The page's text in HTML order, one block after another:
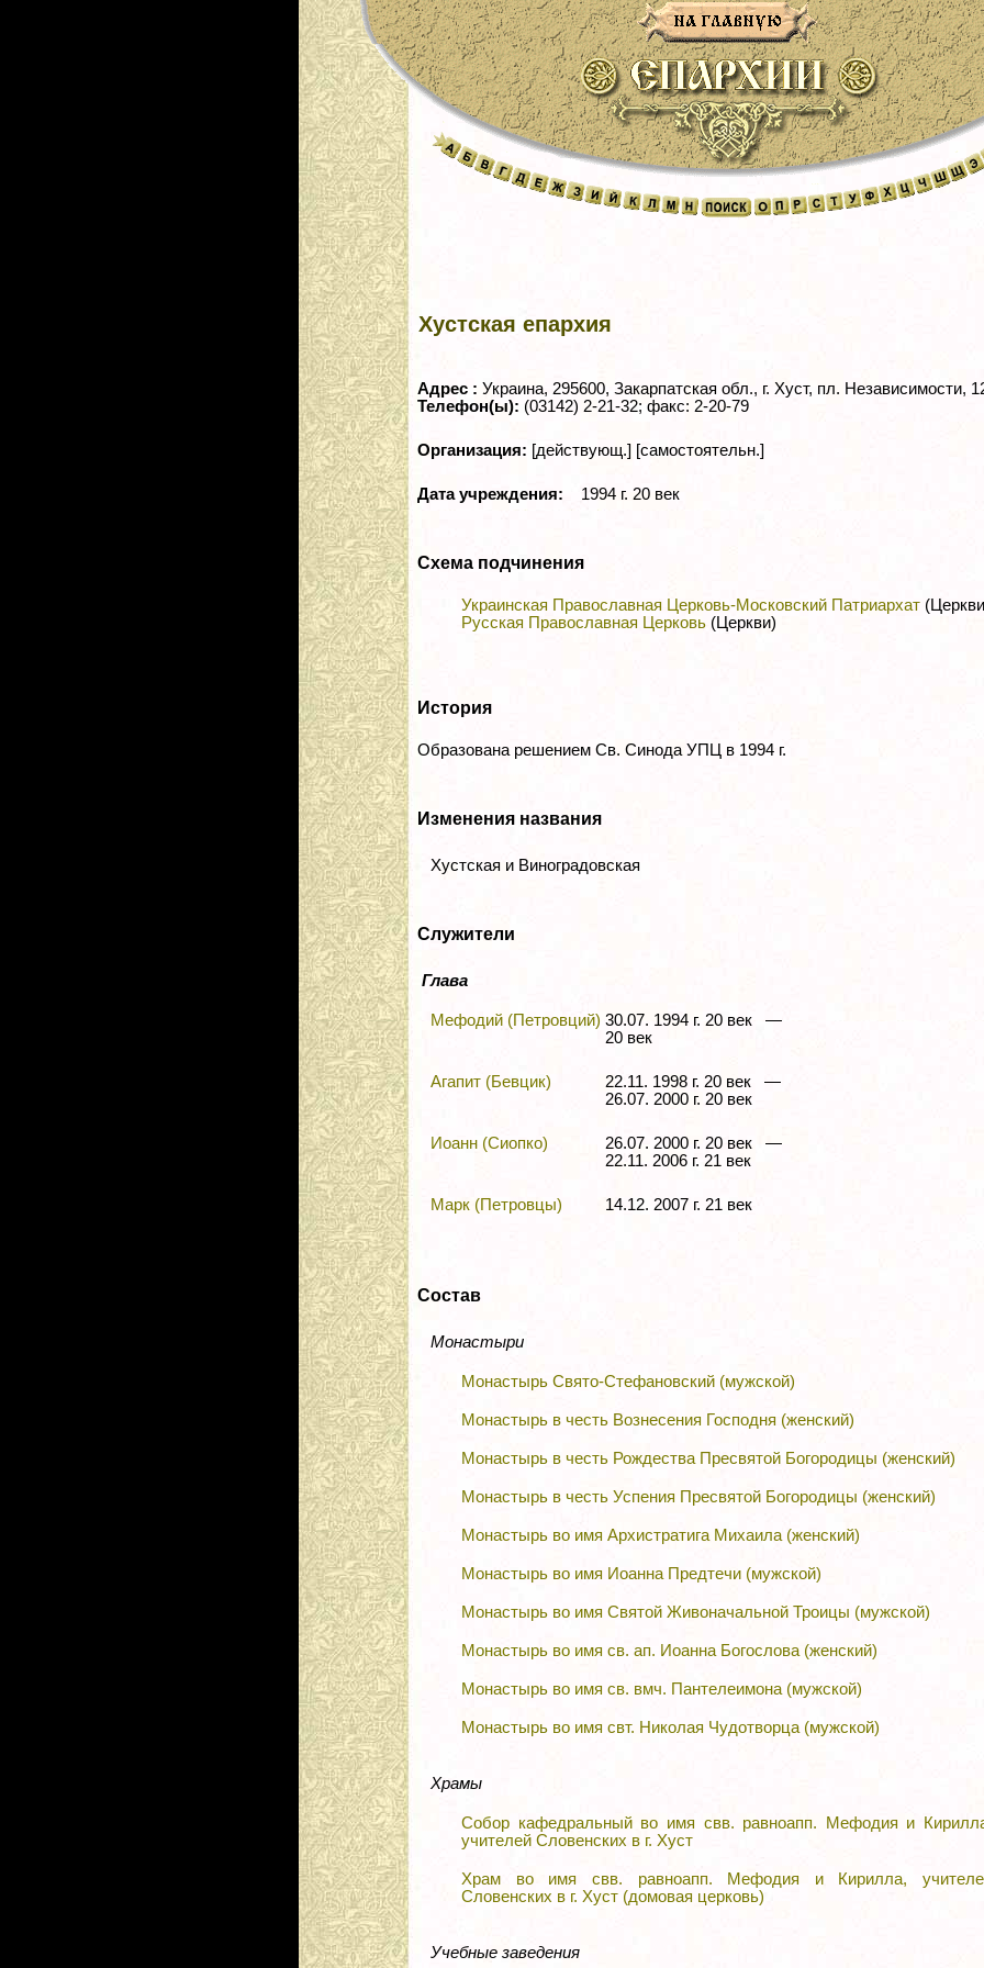
Хустская епархия
Адрес : Украина, 295600, Закарпатская обл., г. Хуст, пл. Независимости,
Телефон(ы): (03142) 2-21-32; факс: 2-20-79
Организация: [действующ.] [самостоятельн.]
Дата учреждения: 1994 г. 20 век
Схема подчинения
Украинская Православная Церковь-Московский Патриархат
Русская Православная Церковь (Церкви)
История
Образована решением Св. Синода УПЦ в 1994 г.
Изменения названия
Хустская и Виноградовская
Служители
Глава
Мефодий (Петровций) 30.07. 1994 г. 20 век —
20 век
Агапит (Бевцик)
22.11. 1998 г. 20 век —
26.07. 2000 г. 20 век
Иоанн (Сиопко)
26.07. 2000 г. 20 век —
22.11. 2006 г. 21 век
Марк (Петровцы) 14.12. 2007 г. 21 век
Состав
Монастыри
Монастырь Свято-Стефановский (мужской)
Монастырь в честь Вознесения Господня (женский)
Монастырь в честь Рождества Пресвятой Богородицы (женский)
Монастырь в честь Успения Пресвятой Богородицы (женский)
Монастырь во имя Архистратига Михаила (женский)
Монастырь во имя Иоанна Предтечи (мужской)
Монастырь во имя Святой Живоначальной Троицы (мужской)
Монастырь во имя св. ап. Иоанна Богослова (женский)
Монастырь во имя св. вмч. Пантелеимона (мужской)
Монастырь во имя свт. Николая Чудотворца (мужской)
Храмы
Собор кафедральный во имя свв. равноапп. Мефодия и
учителей Словенских в г. Хуст
Храм во имя свв. равноапп. Мефодия и Кирилла,
Словенских в г. Хуст (домовая церковь)
Учебные заведения